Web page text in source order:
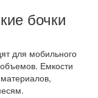
бочки
для мобильного
Емкости